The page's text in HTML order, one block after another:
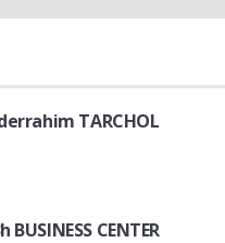
TARCHOL
BUSINESS CENTER